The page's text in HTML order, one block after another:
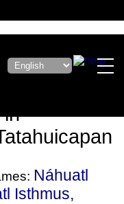
in
Náhuatl
Isthmus,